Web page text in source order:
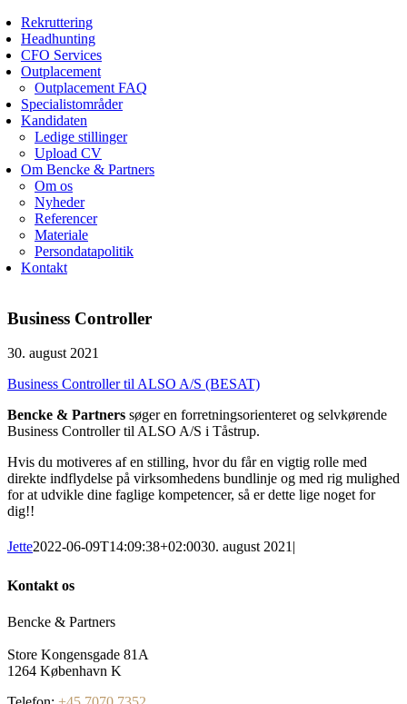
Rekruttering
Headhunting
CFO Services
Outplacement
Outplacement FAQ
Specialistområder
Kandidaten
Ledige stillinger
Upload CV
Om Bencke & Partners
Om os
Nyheder
Referencer
Materiale
Persondatapolitik
Kontakt
Business Controller
30. august 2021
Business Controller til ALSO A/S (BESAT)
Bencke & Partners søger en forretningsorienteret og selvkørende
Business Controller til ALSO A/S i Tåstrup.
Hvis du motiveres af en stilling, hvor du får en vigtig rolle med
direkte indflydelse på virksomhedens bundlinje og med rig mulighed
for at udvikle dine faglige kompetencer, så er dette lige noget for
dig!!
Jette2022-06-09T14:09:38+02:0030. august 2021|
Kontakt os
Bencke & Partners
Store Kongensgade 81A
1264 København K